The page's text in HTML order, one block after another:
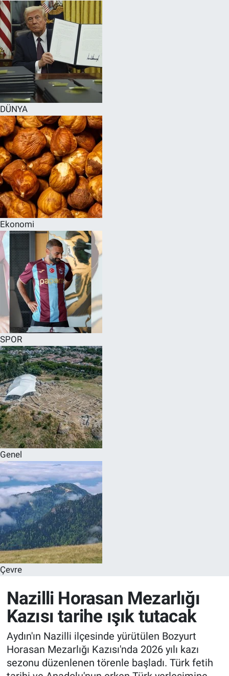
DÜNYA
Ekonomi
SPOR
Genel
Çevre
Nazilli Horasan Mezarlığı
Kazısı tarihe ışık tutacak
Aydın'ın Nazilli ilçesinde yürütülen Bozyurt
Horasan Mezarlığı Kazısı'nda 2026 yılı kazı
sezonu düzenlenen törenle başladı. Türk fetih